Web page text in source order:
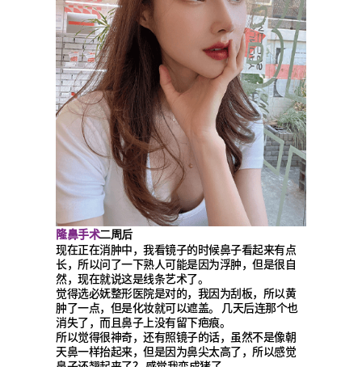
隆鼻手术二周后
现在正在消肿中，我看镜子的时候鼻子看起来有点
长，所以问了一下熟人可能是因为浮肿，但是很自
然，现在就说这是线条艺术了。
觉得选必妩整形医院是对的，我因为刮板，所以黄
肿了一点，但是化妆就可以遮盖。 几天后连那个也
消失了，而且鼻子上没有留下疤痕。
所以觉得很神奇，还有照镜子的话，虽然不是像朝
天鼻一样抬起来，但是因为鼻尖太高了，所以感觉